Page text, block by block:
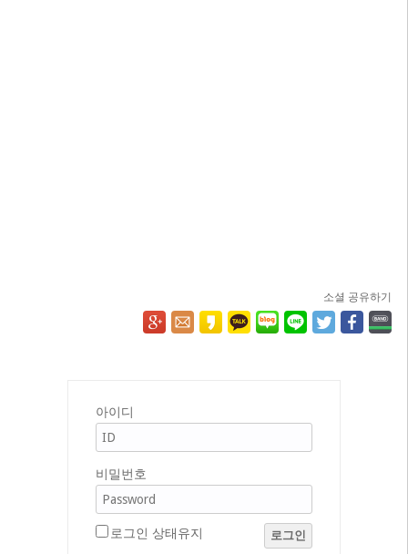
소셜 공유하기
아이디
비밀번호
로그인 상태유지 로그인